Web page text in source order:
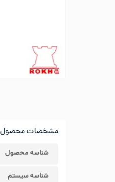
مشخصات محصول
شناسه محصول
شناسه سیستم